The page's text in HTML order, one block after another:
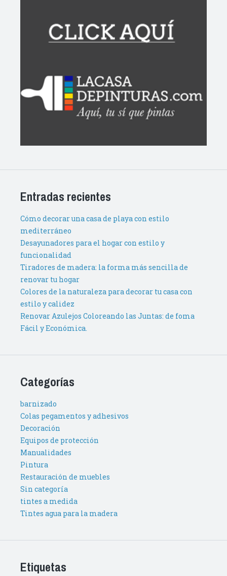
Entradas recientes
Cómo decorar una casa de playa con estilo
mediterráneo
Desayunadores para el hogar con estilo y
funcionalidad
Tiradores de madera: la forma más sencilla de
renovar tu hogar
Colores de la naturaleza para decorar tu casa con
estilo y calidez
Renovar Azulejos Coloreando las Juntas: de foma
Fácil y Económica.
Categorías
barnizado
Colas pegamentos y adhesivos
Decoración
Equipos de protección
Manualidades
Pintura
Restauración de muebles
Sin categoría
tintes a medida
Tintes agua para la madera
Etiquetas